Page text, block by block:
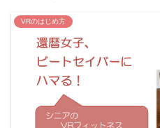
VRのはじめ方